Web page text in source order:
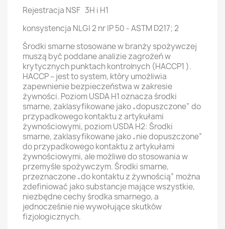
Rejestracja NSF 3H i H1
konsystencja NLGI 2 nr IP 50 - ASTM D217; 2
Środki smarne stosowane w branży spożywczej
muszą być poddane analizie zagrożeń w
krytycznych punktach kontrolnych (HACCP1 ).
HACCP – jest to system, który umożliwia
zapewnienie bezpieczeństwa w zakresie
żywności. Poziom USDA H1 oznacza środki
smarne, zaklasyfikowane jako „dopuszczone” do
przypadkowego kontaktu z artykułami
żywnościowymi, poziom USDA H2: Środki
smarne, zaklasyfikowane jako „nie dopuszczone”
do przypadkowego kontaktu z artykułami
żywnościowymi, ale możliwe do stosowania w
przemyśle spożywczym. Środki smarne,
przeznaczone „do kontaktu z żywnością” można
zdefiniować jako substancje mające wszystkie,
niezbędne cechy środka smarnego, a
jednocześnie nie wywołujące skutków
fizjologicznych.